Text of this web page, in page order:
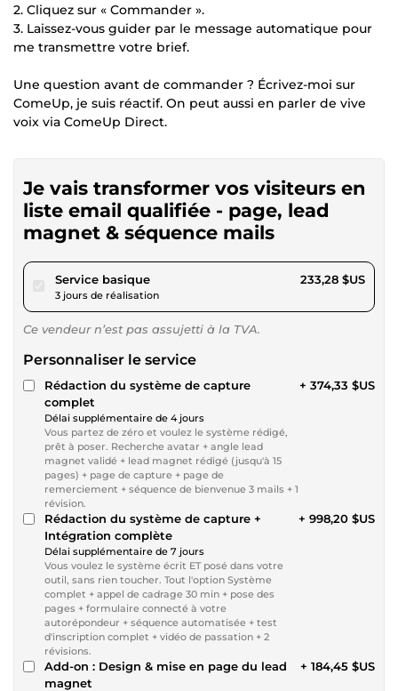
2. Cliquez sur « Commander ».
3. Laissez-vous guider par le message automatique pour
me transmettre votre brief.
Une question avant de commander ? Écrivez-moi sur
ComeUp, je suis réactif. On peut aussi en parler de vive
voix via ComeUp Direct.
Je vais transformer vos visiteurs en
liste email qualifiée - page, lead
magnet & séquence mails
Service basiquepour 215,00 $US
3 jours de réalisation
233,28 $US
Ce vendeur n’est pas assujetti à la TVA.
Personnaliser le service
Rédaction du système de capture
complet
Délai supplémentaire de 4 jours
Vous partez de zéro et voulez le système rédigé,
prêt à poser. Recherche avatar + angle lead
magnet validé + lead magnet rédigé (jusqu'à 15
pages) + page de capture + page de
remerciement + séquence de bienvenue 3 mails + 1
révision.
+ 374,33 $US
Rédaction du système de capture +
Intégration complète
Délai supplémentaire de 7 jours
Vous voulez le système écrit ET posé dans votre
outil, sans rien toucher. Tout l'option Système
complet + appel de cadrage 30 min + pose des
pages + formulaire connecté à votre
autorépondeur + séquence automatisée + test
d'inscription complet + vidéo de passation + 2
révisions.
+ 998,20 $US
Add-on : Design & mise en page du lead
magnet
+ 184,45 $US